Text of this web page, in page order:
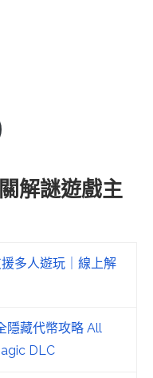
解謎遊戲主
多人遊玩｜線上解
隱藏代幣攻略 All
DLC